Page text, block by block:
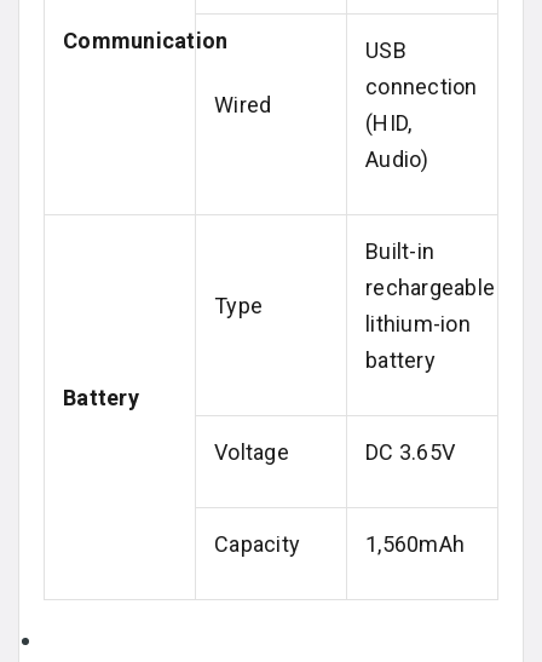
Communication
Wired
USB
connection
(HID,
Audio)
Battery
Type
Built-in
rechargeable
lithium-ion
battery
Voltage DC 3.65V
Capacity 1,560mAh